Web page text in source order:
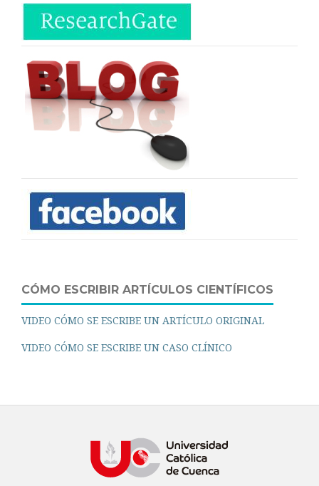
CÓMO ESCRIBIR ARTÍCULOS CIENTÍFICOS
VIDEO CÓMO SE ESCRIBE UN ARTÍCULO ORIGINAL
VIDEO CÓMO SE ESCRIBE UN CASO CLÍNICO